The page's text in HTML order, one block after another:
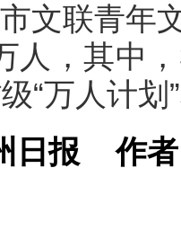
文联青年
人，其中
“万人计划
日报作